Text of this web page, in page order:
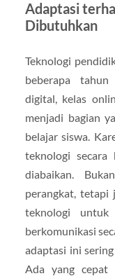
Adaptasi
Dibutuhkan
Teknologi
beberapa tahun
digital, kelas
menjadi bagian
belajar siswa.
teknologi
diabaikan.
perangkat, tetapi
teknologi untuk
berkomunikasi
adaptasi ini
Ada yang cepat